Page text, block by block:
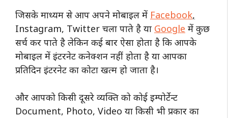
जिसके माध्यम से आप अपने मोबाइल में Facebook,
Instagram, Twitter चला पाते है या Google में कुछ
सर्च कर पाते है लेकिन कई बार ऐसा होता है कि आपके
मोबाइल में इंटरनेट कनेक्शन नहीं होता है या आपका
प्रतिदिन इंटरनेट का कोटा खत्म हो जाता है।
और आपको किसी दूसरे व्यक्ति को कोई इम्पोर्टेन्ट
Document, Photo, Video या किसी भी प्रकार का